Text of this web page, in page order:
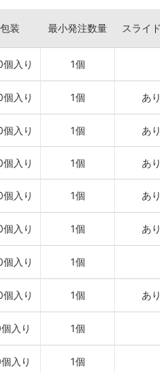
包装 最小発注数量 スライ
個入り 1個
個入り 1個 あ
個入り 1個 あ
個入り 1個 あ
個入り 1個 あ
個入り 1個 あ
個入り 1個
個入り 1個 あ
入り 1個
入り 1個